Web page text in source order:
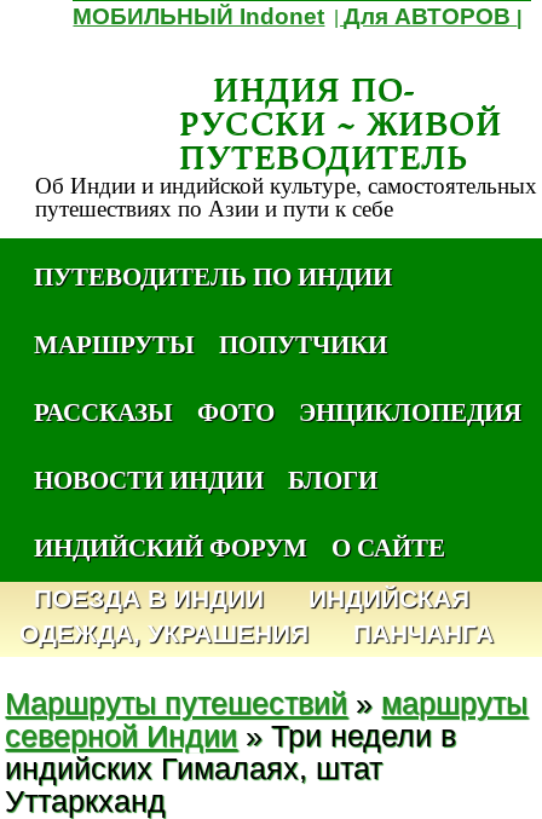
МОБИЛЬНЫЙ Indonet |Для АВТОРОВ
ИНДИЯ ПО-
РУССКИ ~ ЖИВОЙ
ПУТЕВОДИТЕЛЬ
Об Индии и индийской культуре, самостоятельных
путешествиях по Азии и пути к себе
ПУТЕВОДИТЕЛЬ ПО ИНДИИ
МАРШРУТЫ
ПОПУТЧИКИ
РАССКАЗЫ
ФОТО
ЭНЦИКЛОПЕДИЯ
НОВОСТИ ИНДИИ
БЛОГИ
ИНДИЙСКИЙ ФОРУМ
О САЙТЕ
ПОЕЗДА В ИНДИИ
ИНДИЙСКАЯ
ОДЕЖДА, УКРАШЕНИЯ
ПАНЧАНГА
Маршруты путешествий » маршруты
северной Индии » Три недели в
индийских Гималаях, штат
Уттаркханд